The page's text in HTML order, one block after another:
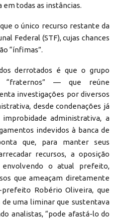
todas as instâncias.
o único recurso restante da
Federal (STF), cujas chances
“ínfimas”.
derrotados é que o grupo
“fraternos” — que reúne
investigações por diversos
desde condenações já
administrativa, a
indevidos à banca de
que, para manter seus
recursos, a oposição
o atual prefeito,
que ameaçam diretamente
Robério Oliveira, que
uma liminar que sustentava
analistas, “pode afastá-lo do